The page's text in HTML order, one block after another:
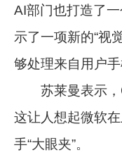
AI部门也打造了
示了一项新的“视
够处理来自用户手
苏莱曼表示，
这让人想起微软
手“大眼夹”。